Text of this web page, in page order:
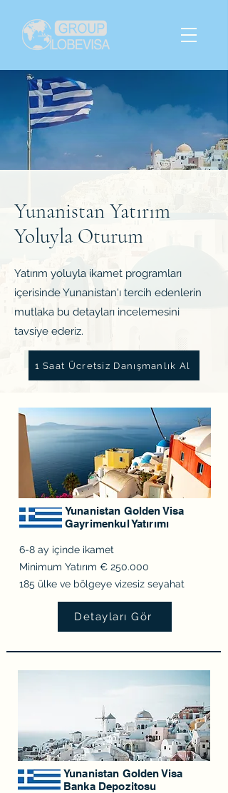
Yunanistan Yatırım
Yoluyla Oturum
Yatırım yoluyla ikamet programları
içerisinde Yunanistan'ı tercih edenlerin
mutlaka bu detayları incelemesini
tavsiye ederiz.
1 Saat Ücretsiz Danışmanlık Al
6-8 ay içinde ikamet
Minimum Yatırım € 250.000
185 ülke ve bölgeye vizesiz seyahat
Detayları Gör
Yunanistan Golden Visa
Gayrimenkul Yatırımı
Yunanistan Golden Visa
Banka Depozitosu